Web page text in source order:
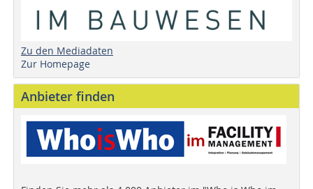
Zu den Mediadaten
Zur Homepage
Anbieter finden